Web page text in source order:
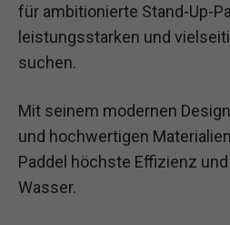
für ambitionierte Stand-Up-
leistungsstarken und
suchen.
Mit seinem modernen
und hochwertigen
Paddel höchste Effizienz
Wasser.